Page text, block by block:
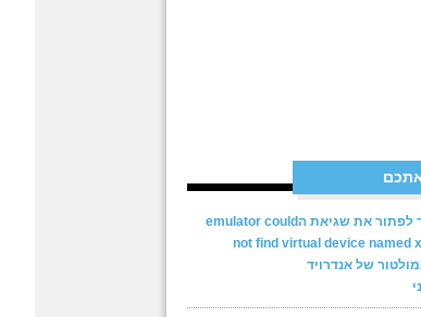
אתכם
איך לפתור את שגיאת הemulator could
not find virtual device named
של אנדרויד